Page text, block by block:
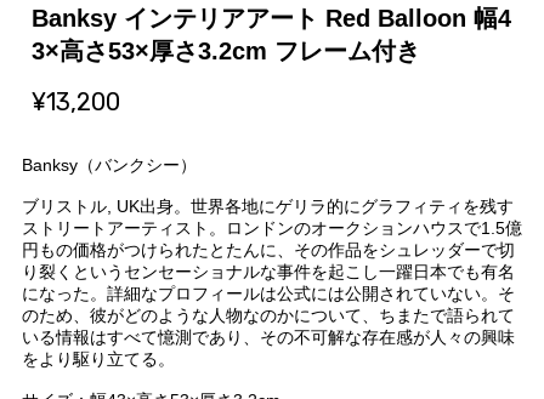
Banksy インテリアアート Red Balloon 幅4
3×高さ53×厚さ3.2cm フレーム付き
¥13,200
Banksy（バンクシー）
ブリストル, UK出身。世界各地にゲリラ的にグラフィティを残す
ストリートアーティスト。ロンドンのオークションハウスで1.5億
円もの価格がつけられたとたんに、その作品をシュレッダーで切
り裂くというセンセーショナルな事件を起こし一躍日本でも有名
になった。詳細なプロフィールは公式には公開されていない。そ
のため、彼がどのような人物なのかについて、ちまたで語られて
いる情報はすべて憶測であり、その不可解な存在感が人々の興味
をより駆り立てる。